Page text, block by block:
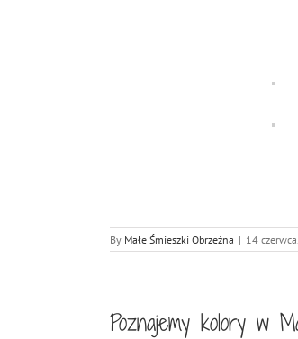
By Małe Śmieszki Obrzeżna | 14
Poznajemy kolory w